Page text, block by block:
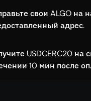
свои ALGO на
адрес.
USDCERC20 на
10 мин после